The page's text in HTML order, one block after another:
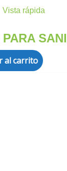
Vista rápida
al carrito